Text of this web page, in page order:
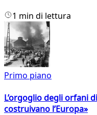
1 min di lettura
Primo piano
L’orgoglio degli orfani
costruivano l’Europa»